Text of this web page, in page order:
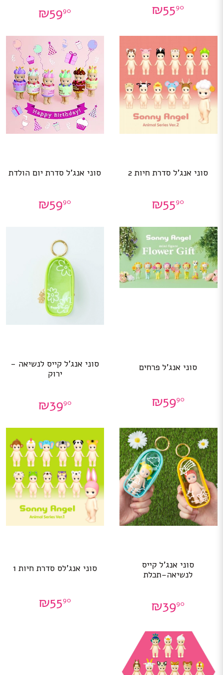
₪5590
₪5990
סוני אנג’ל סדרת חיות 2
₪5590
סוני אנג’ל סדרת יום הולדת
₪5990
סוני אנג’ל פרחים
₪5990
סוני אנג’ל קייס לנשיאה -
ירוק
₪3990
סוני אנג’ל קייס
לנשיאה-תכלת
₪3990
סוני אנג’לס סדרת חיות 1
₪5590